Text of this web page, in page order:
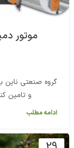
موتور
گروه صنعتی ناین
و تامین
ادامه مطلب